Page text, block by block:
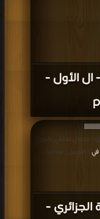
ال الأول -
الجزائري -
- جدول تحليلي بالمواد
| التحميل : مرة/مرات